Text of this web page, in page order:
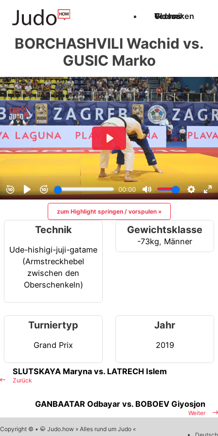
Techniken
Videos
Glossar
BORCHASHVILI Wachid vs.
GUSIC Marko
zum Highlight springen / vorspulen »
Technik
Ude-hishigi-juji-gatame
(Armstreckhebel
zwischen den
Oberschenkeln)
Gewichtsklasse
-73kg, Männer
Turniertyp
Grand Prix
Jahr
2019
Zurück
SLUTSKAYA Maryna vs. LATRECH Islem
Weiter
GANBAATAR Odbayar vs. BOBOEV Giyosjon
Copyright © • 🥋 Judo.how » Alles rund um Judo «